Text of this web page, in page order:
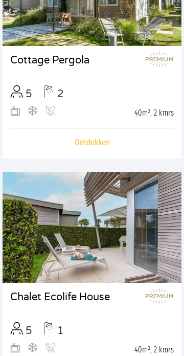
Cottage Pergola
5 2
40m², 2 kmrs
Ontdekken
Chalet Ecolife House
5 1
40m², 2 kmrs